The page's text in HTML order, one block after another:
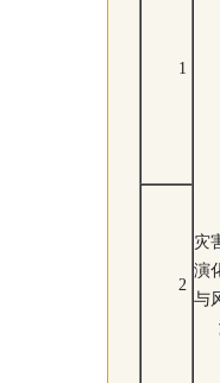
1
灾
演
与
2